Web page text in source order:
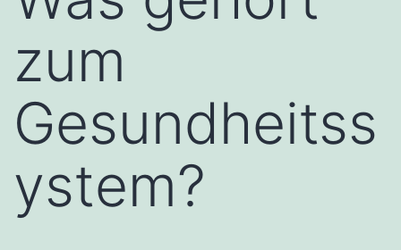
zum
Gesundheitss
ystem?